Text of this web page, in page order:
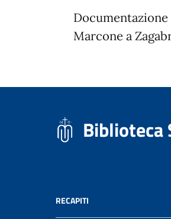
Marcone a
RECAPITI